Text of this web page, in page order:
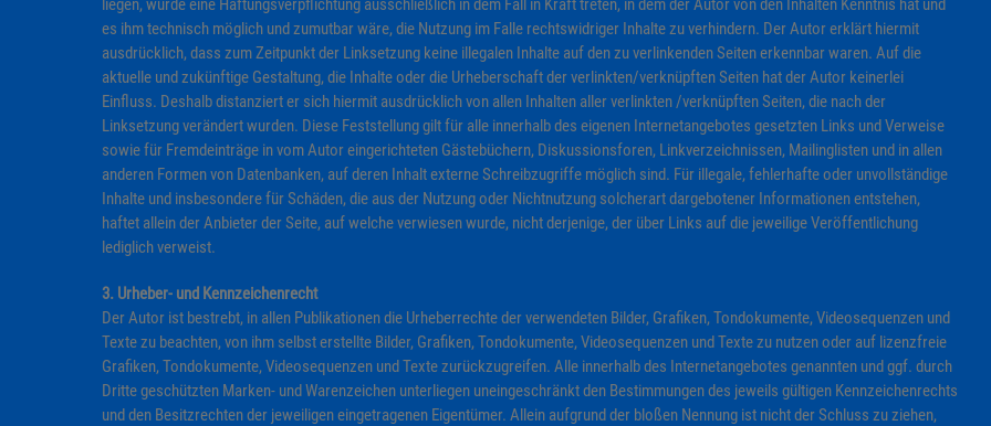
liegen, würde eine Haftungsverpflichtung ausschließlich in dem Fall in Kraft treten, in dem der Autor von den Inhalten Kenntnis hat und
es ihm technisch möglich und zumutbar wäre, die Nutzung im Falle rechtswidriger Inhalte zu verhindern. Der Autor erklärt hiermit
ausdrücklich, dass zum Zeitpunkt der Linksetzung keine illegalen Inhalte auf den zu verlinkenden Seiten erkennbar waren. Auf die
aktuelle und zukünftige Gestaltung, die Inhalte oder die Urheberschaft der verlinkten/verknüpften Seiten hat der Autor keinerlei
Einfluss. Deshalb distanziert er sich hiermit ausdrücklich von allen Inhalten aller verlinkten /verknüpften Seiten, die nach der
Linksetzung verändert wurden. Diese Feststellung gilt für alle innerhalb des eigenen Internetangebotes gesetzten Links und Verweise
sowie für Fremdeinträge in vom Autor eingerichteten Gästebüchern, Diskussionsforen, Linkverzeichnissen, Mailinglisten und in allen
anderen Formen von Datenbanken, auf deren Inhalt externe Schreibzugriffe möglich sind. Für illegale, fehlerhafte oder unvollständige
Inhalte und insbesondere für Schäden, die aus der Nutzung oder Nichtnutzung solcherart dargebotener Informationen entstehen,
haftet allein der Anbieter der Seite, auf welche verwiesen wurde, nicht derjenige, der über Links auf die jeweilige Veröffentlichung
lediglich verweist.
3. Urheber- und Kennzeichenrecht
Der Autor ist bestrebt, in allen Publikationen die Urheberrechte der verwendeten Bilder, Grafiken, Tondokumente, Videosequenzen und
Texte zu beachten, von ihm selbst erstellte Bilder, Grafiken, Tondokumente, Videosequenzen und Texte zu nutzen oder auf lizenzfreie
Grafiken, Tondokumente, Videosequenzen und Texte zurückzugreifen. Alle innerhalb des Internetangebotes genannten und ggf. durch
Dritte geschützten Marken- und Warenzeichen unterliegen uneingeschränkt den Bestimmungen des jeweils gültigen Kennzeichenrechts
und den Besitzrechten der jeweiligen eingetragenen Eigentümer. Allein aufgrund der bloßen Nennung ist nicht der Schluss zu ziehen,